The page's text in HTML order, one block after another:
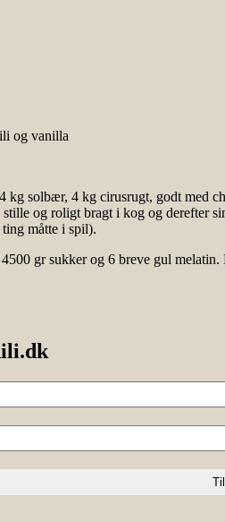
og vanilla
kg solbær, 4 kg cirusrugt, godt med
og roligt bragt i kog og derefter
måtte i spil).
gr sukker og 6 breve gul